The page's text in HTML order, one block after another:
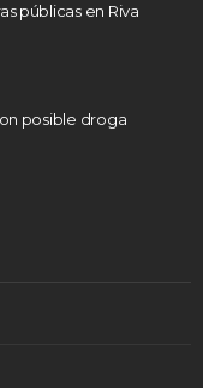
públicas en Riva
posible droga